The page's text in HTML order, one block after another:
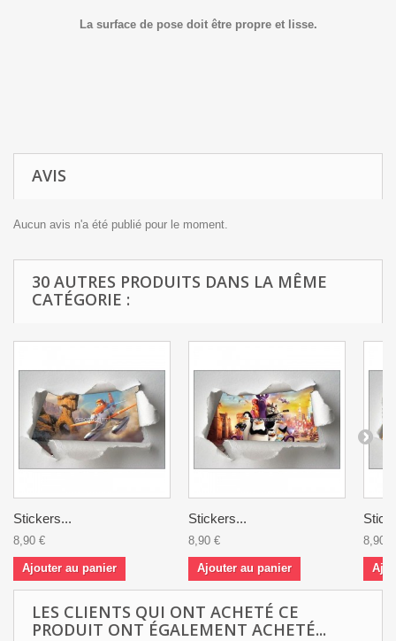
La surface de pose doit être propre et lisse.
AVIS
Aucun avis n'a été publié pour le moment.
30 AUTRES PRODUITS DANS LA MÊME
CATÉGORIE :
Stickers...
8,90 €
Ajouter au panier
Stickers...
8,90 €
Ajouter au panier
8,90 €
LES CLIENTS QUI ONT ACHETÉ CE
PRODUIT ONT ÉGALEMENT ACHETÉ...